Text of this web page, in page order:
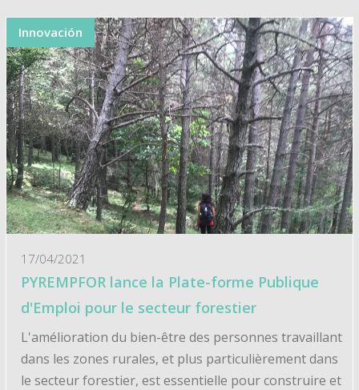
Innovación
17/04/2021
PYREMPFOR lance la Plate-forme Publique
d'Emploi pour le secteur forestier
L'amélioration du bien-être des personnes travaillant
dans les zones rurales, et plus particulièrement dans
le secteur forestier, est essentielle pour construire et